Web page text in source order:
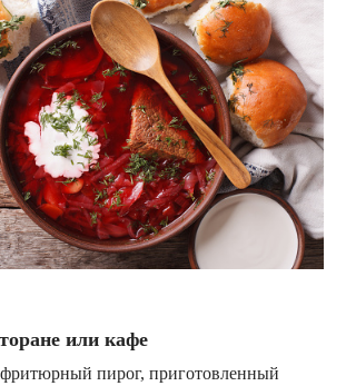
или кафе
пирог, приготовленный